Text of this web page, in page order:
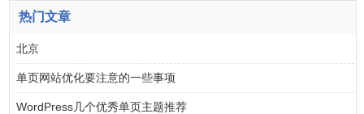
热门文章
北京
单页网站优化要注意的一些事项
WordPress几个优秀单页主题推荐